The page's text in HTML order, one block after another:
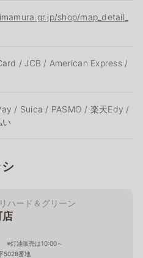
shop/map_detail_
/ JCB / American Express /
/ Suica / PASMO / 楽天Edy /
ハード＆グリーン
店
油販売は10:00～
5028番地